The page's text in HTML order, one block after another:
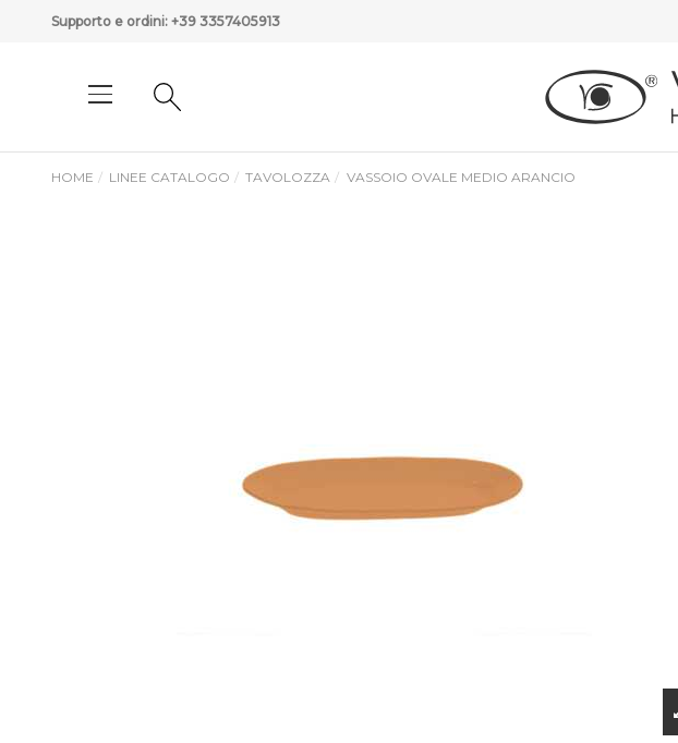
Supporto e ordini: +39 3357405913
HOME LINEE CATALOGO TAVOLOZZA VASSOIO OVALE MEDIO ARANCIO